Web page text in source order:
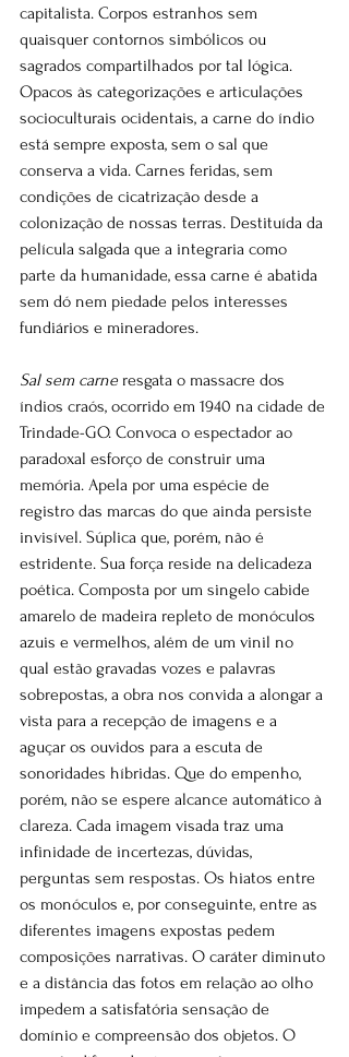
capitalista. Corpos estranhos sem
quaisquer contornos simbólicos ou
sagrados compartilhados por tal lógica.
Opacos às categorizações e articulações
socioculturais ocidentais, a carne do índio
está sempre exposta, sem o sal que
conserva a vida. Carnes feridas, sem
condições de cicatrização desde a
colonização de nossas terras. Destituída da
película salgada que a integraria como
parte da humanidade, essa carne é abatida
sem dó nem piedade pelos interesses
fundiários e mineradores.
Sal sem carne resgata o massacre dos
índios craós, ocorrido em 1940 na cidade de
Trindade-GO. Convoca o espectador ao
paradoxal esforço de construir uma
memória. Apela por uma espécie de
registro das marcas do que ainda persiste
invisível. Súplica que, porém, não é
estridente. Sua força reside na delicadeza
poética. Composta por um singelo cabide
amarelo de madeira repleto de monóculos
azuis e vermelhos, além de um vinil no
qual estão gravadas vozes e palavras
sobrepostas, a obra nos convida a alongar a
vista para a recepção de imagens e a
aguçar os ouvidos para a escuta de
sonoridades híbridas. Que do empenho,
porém, não se espere alcance automático à
clareza. Cada imagem visada traz uma
infinidade de incertezas, dúvidas,
perguntas sem respostas. Os hiatos entre
os monóculos e, por conseguinte, entre as
diferentes imagens expostas pedem
composições narrativas. O caráter diminuto
e a distância das fotos em relação ao olho
impedem a satisfatória sensação de
domínio e compreensão dos objetos. O